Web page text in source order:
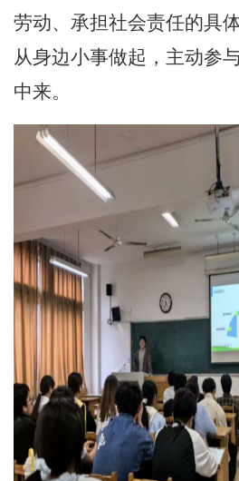
劳动、承担社会责任的具
从身边小事做起，主动参
中来。